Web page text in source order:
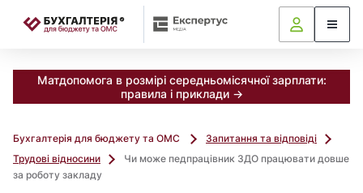
Матдопомога в розмірі середньомісячної зарплати:
правила і приклади →
Бухгалтерія для бюджету та ОМС
Запитання та відповіді
Трудові відносини
Чи може педпрацівник ЗДО працювати довше
за роботу закладу